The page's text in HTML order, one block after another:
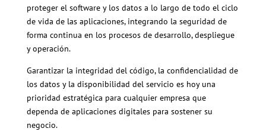
proteger el software y los datos a lo largo de todo el ciclo
de vida de las aplicaciones, integrando la seguridad de
forma continua en los procesos de desarrollo, despliegue
y operación.
Garantizar la integridad del código, la confidencialidad de
los datos y la disponibilidad del servicio es hoy una
prioridad estratégica para cualquier empresa que
dependa de aplicaciones digitales para sostener su
negocio.